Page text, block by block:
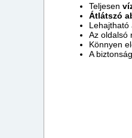
Teljesen
Átlátszó
Lehajtható
Az oldalsó
Könnyen
A